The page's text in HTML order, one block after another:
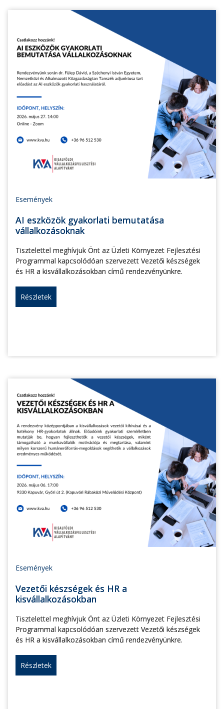
Események
AI eszközök gyakorlati bemutatása
vállalkozásoknak
Tisztelettel meghívjuk Önt az Üzleti Környezet Fejlesztési
Programmal kapcsolódóan szervezett Vezetői készségek
és HR a kisvállalkozásokban című rendezvényünkre.
Részletek
Események
Vezetői készségek és HR a
kisvállalkozásokban
Tisztelettel meghívjuk Önt az Üzleti Környezet Fejlesztési
Programmal kapcsolódóan szervezett Vezetői készségek
és HR a kisvállalkozásokban című rendezvényünkre.
Részletek